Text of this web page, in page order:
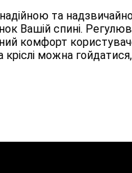
та
Вашій спині.
комфорт
можна